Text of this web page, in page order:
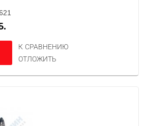
К СРАВНЕНИЮ
ОТЛОЖИТЬ